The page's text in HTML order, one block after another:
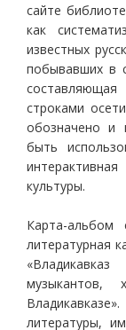
сайте
как
известных
побывавших в
строками
обозначено и
быть
культуры.
Карта-альбом
литературная
музыкантов,
литературы,